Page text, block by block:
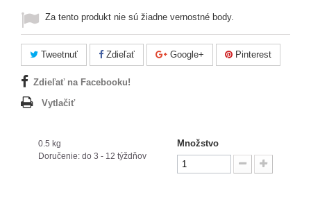
Za tento produkt nie sú žiadne vernostné body.
Tweetnuť Zdieľať Google+ Pinterest
Zdieľať na Facebooku!
Vytlačiť
0.5 kg
Doručenie: do 3 - 12 týždňov
Množstvo